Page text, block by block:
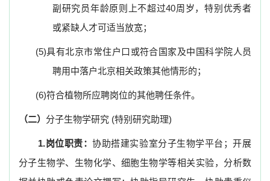
副研究员年龄原则上不超过40周岁，特别优秀者
或紧缺人才可适当放宽；
(5)具有北京市常住户口或符合国家及中国科学院人员
聘用中落户北京相关政策其他情形的；
(6)符合植物所应聘岗位的其他聘任条件。
（二） 分子生物学研究 (特别研究助理)
1.岗位职责：协助搭建实验室分子生物学平台；开展
分子生物学、生物化学、细胞生物学等相关实验，分析数